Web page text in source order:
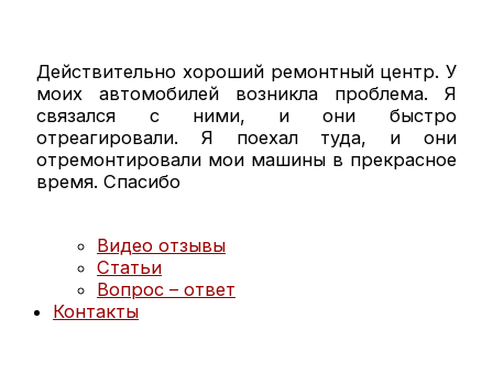
MAZDA диагностика
MAZDA ремонт
Кузовной ремонт
Кузовной ремонт
Полировка кузова
Покраска
Видео отзывы
Статьи
Вопрос – ответ
Контакты
Действительно хороший ремонтный центр. У
моих автомобилей возникла проблема. Я
связался с ними, и они быстро
отреагировали. Я поехал туда, и они
отремонтировали мои машины в прекрасное
время. Спасибо